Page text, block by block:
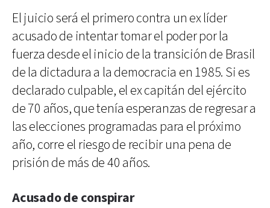
El juicio será el primero contra un ex líder
acusado de intentar tomar el poder por la
fuerza desde el inicio de la transición de Brasil
de la dictadura a la democracia en 1985. Si es
declarado culpable, el ex capitán del ejército
de 70 años, que tenía esperanzas de regresar a
las elecciones programadas para el próximo
año, corre el riesgo de recibir una pena de
prisión de más de 40 años.
Acusado de conspirar